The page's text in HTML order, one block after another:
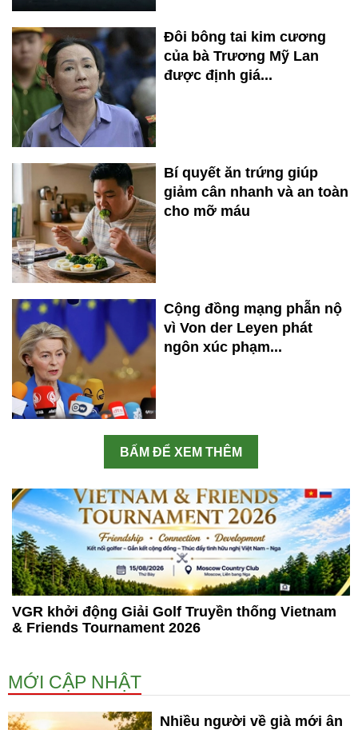
Đôi bông tai kim cương
của bà Trương Mỹ Lan
được định giá...
Bí quyết ăn trứng giúp
giảm cân nhanh và an toàn
cho mỡ máu
Cộng đồng mạng phẫn nộ
vì Von der Leyen phát
ngôn xúc phạm...
BẤM ĐỂ XEM THÊM
VGR khởi động Giải Golf Truyền thống Vietnam
& Friends Tournament 2026
MỚI CẬP NHẬT
Nhiều người về già mới ân